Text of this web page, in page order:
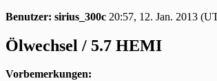
Benutzer: sirius_300c 20:57, 12. Jan. 2013
Ölwechsel / 5.7 HEMI
Vorbemerkungen: